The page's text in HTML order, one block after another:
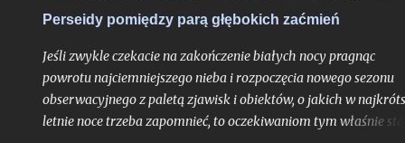
Perseidy pomiędzy parą głębokich zaćmień
Jeśli zwykle czekacie na zakończenie białych nocy pragnąc
powrotu najciemniejszego nieba i rozpoczęcia nowego sezonu
obserwacyjnego z paletą zjawisk i obiektów, o jakich w
letnie noce trzeba zapomnieć, to oczekiwaniom tym właśnie